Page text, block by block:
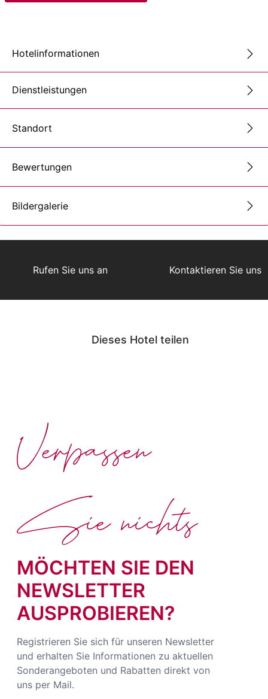
Hotelinformationen
Dienstleistungen
Standort
Bewertungen
Bildergalerie
Rufen Sie uns an Kontaktieren Sie uns
Dieses Hotel teilen
MÖCHTEN SIE DEN
NEWSLETTER
AUSPROBIEREN?
Registrieren Sie sich für unseren Newsletter
und erhalten Sie Informationen zu aktuellen
Sonderangeboten und Rabatten direkt von
uns per Mail.
Verpassen
Sie nichts